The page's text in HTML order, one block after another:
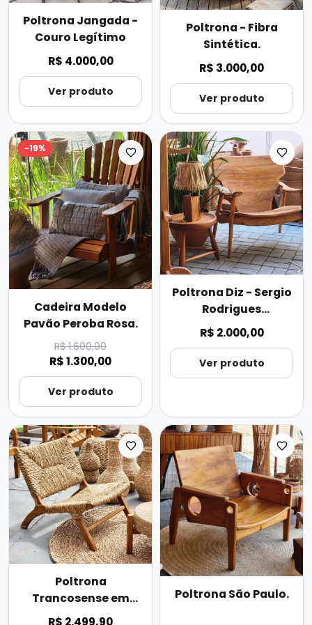
Poltrona Jangada -
Couro Legítimo
R$ 4.000,00
Ver produto
Poltrona - Fibra
Sintética.
R$ 3.000,00
Ver produto
-19%
Cadeira Modelo
Pavão Peroba Rosa.
R$ 1.600,00
R$ 1.300,00
Ver produto
Poltrona Diz - Sergio
Rodrigues
(Releitura)
R$ 2.000,00
Ver produto
Poltrona
Trancosense em
Fibra de Taboa.
R$ 2.499,90
Poltrona São Paulo.